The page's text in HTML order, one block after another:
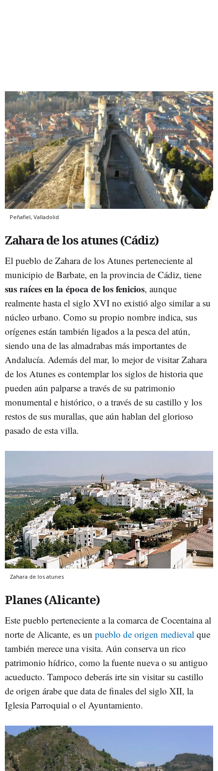
Peñafiel, Valladolid
Zahara de los atunes (Cádiz)
El pueblo de Zahara de los Atunes perteneciente al
municipio de Barbate, en la provincia de Cádiz, tiene
sus raíces en la época de los fenicios, aunque
realmente hasta el siglo XVI no existió algo similar a su
núcleo urbano. Como su propio nombre indica, sus
orígenes están también ligados a la pesca del atún,
siendo una de las almadrabas más importantes de
Andalucía. Además del mar, lo mejor de visitar Zahara
de los Atunes es contemplar los siglos de historia que
pueden aún palparse a través de su patrimonio
monumental e histórico, o a través de su castillo y los
restos de sus murallas, que aún hablan del glorioso
pasado de esta villa.
Zahara de los atunes
Planes (Alicante)
Este pueblo perteneciente a la comarca de Cocentaina al
norte de Alicante, es un pueblo de origen medieval que
también merece una visita. Aún conserva un rico
patrimonio hídrico, como la fuente nueva o su antiguo
acueducto. Tampoco deberás irte sin visitar su castillo
de origen árabe que data de finales del siglo XII, la
Iglesia Parroquial o el Ayuntamiento.